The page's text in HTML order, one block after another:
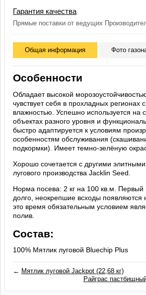
Гарантия качества
Прямые поставки от ведущих
Общая информация Фото
Особенности
Обладает высокой
чувствует себя в прохладных регионах
влажностью. Успешно используется на
объектах разного уровня и
быстро адаптируется к условиям
особенностям обслуживания
подкормки). Имеет темно-зелёную
Хорошо сочетается с другими
лугового производства Jacklin Seed.
Норма посева: 2 кг на 100 кв.м. Первый
долго, неокрепшие всходы появляются
это время обязательным условием
полив.
Состав:
100% Мятлик луговой Bluechip Plus
← Мятлик луговой Jackpot (22,68 кг)
Райграс